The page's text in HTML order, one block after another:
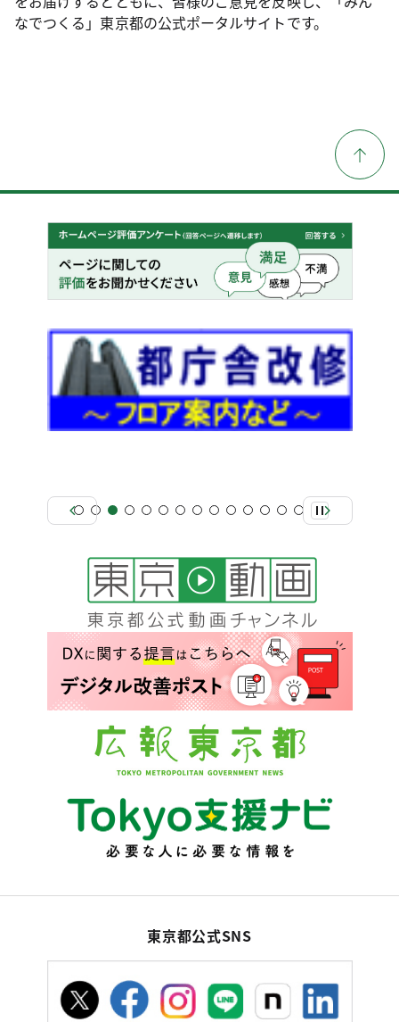
なでつくる」東京都の公式ポータルサイトです。
東京都公式SNS